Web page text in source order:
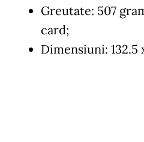
Greutate: 507
card;
Dimensiuni: 132.5